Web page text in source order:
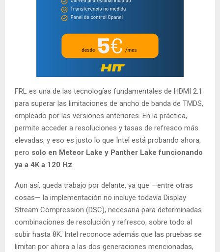
FRL es una de las tecnologías fundamentales de HDMI 2.1
para superar las limitaciones de ancho de banda de TMDS,
empleado por las versiones anteriores. En la práctica,
permite acceder a resoluciones y tasas de refresco más
elevadas, y eso es justo lo que Intel está probando ahora,
pero solo en Meteor Lake y Panther Lake funcionando
ya a 4K a 120 Hz.
Aun así, queda trabajo por delante, ya que —entre otras
cosas— la implementación no incluye todavía Display
Stream Compression (DSC), necesaria para determinadas
combinaciones de resolución y refresco, sobre todo al
subir hasta 8K. Intel reconoce además que las pruebas se
limitan por ahora a las dos generaciones mencionadas,